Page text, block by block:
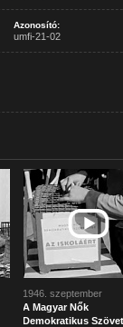
Azonosító:
umfi-21-02
1946. szeptember
A Magyar Nők
Demokratikus